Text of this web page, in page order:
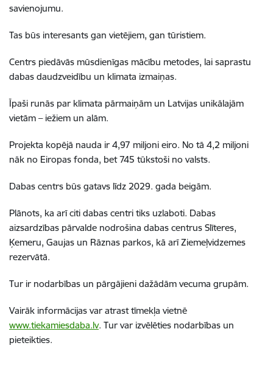
savienojumu.
Tas būs interesants gan vietējiem, gan tūristiem.
Centrs piedāvās mūsdienīgas mācību metodes, lai saprastu
dabas daudzveidību un klimata izmaiņas.
Īpaši runās par klimata pārmaiņām un Latvijas unikālajām
vietām – iežiem un alām.
Projekta kopējā nauda ir 4,97 miljoni eiro. No tā 4,2 miljoni
nāk no Eiropas fonda, bet 745 tūkstoši no valsts.
Dabas centrs būs gatavs līdz 2029. gada beigām.
Plānots, ka arī citi dabas centri tiks uzlaboti. Dabas
aizsardzības pārvalde nodrošina dabas centrus Slīteres,
Ķemeru, Gaujas un Rāznas parkos, kā arī Ziemeļvidzemes
rezervātā.
Tur ir nodarbības un pārgājieni dažādām vecuma grupām.
Vairāk informācijas var atrast tīmekļa vietnē
www.tiekamiesdaba.lv. Tur var izvēlēties nodarbības un
pieteikties.